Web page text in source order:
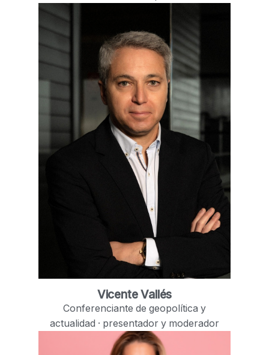
Vicente Vallés
Conferenciante de geopolítica y
actualidad · presentador y moderador